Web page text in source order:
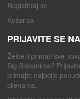
Registriraj se
Košarica
PRIJAVITE SE
Želite li primati sve
Sig Sistemima?
primajte najbolje
cijenama.